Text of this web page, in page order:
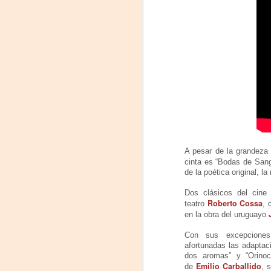
A pesar de la grandeza
cinta es “Bodas de
de la poética original, la
Dos clásicos del
teatro Roberto Cossa,
en la obra del uruguayo
Con sus
afortunadas las
dos aromas” y
de Emilio Carballido,